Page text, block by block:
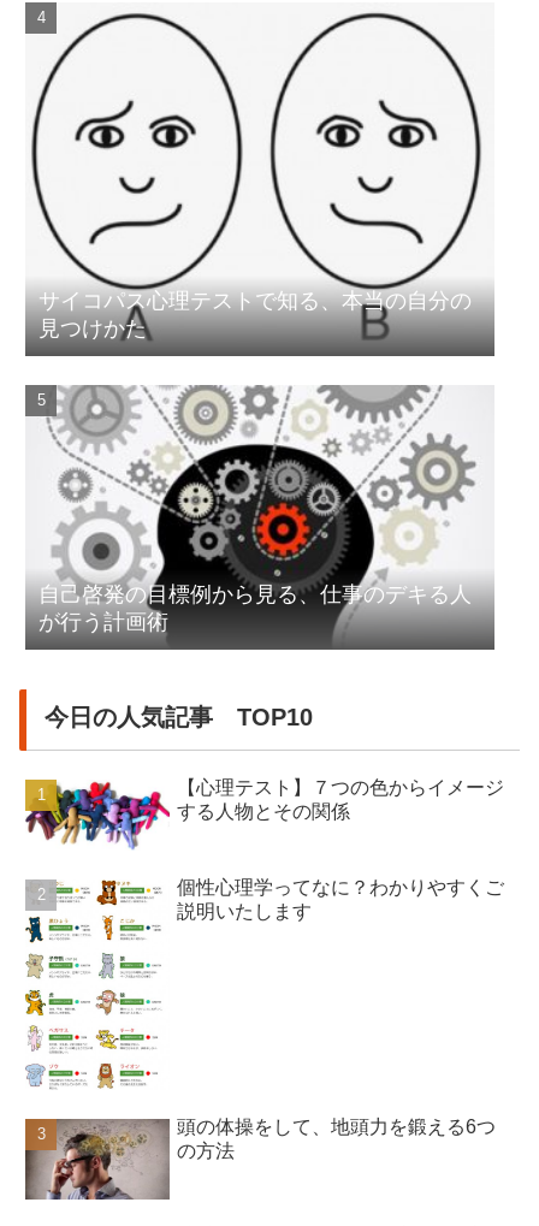
サイコパス心理テストで知る、本当の自分の
見つけかた
自己啓発の目標例から見る、仕事のデキる人
が行う計画術
今日の人気記事 TOP10
【心理テスト】７つの色からイメージ
する人物とその関係
個性心理学ってなに？わかりやすくご
説明いたします
頭の体操をして、地頭力を鍛える6つ
の方法